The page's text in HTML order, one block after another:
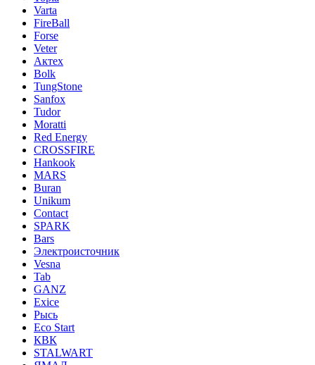
Varta
FireBall
Forse
Veter
Актех
Bolk
TungStone
Sanfox
Tudor
Moratti
Red Energy
CROSSFIRE
Hankook
MARS
Buran
Unikum
Contact
SPARK
Bars
Электроисточник
Vesna
Tab
GANZ
Exice
Рысь
Eco Start
КВК
STALWART